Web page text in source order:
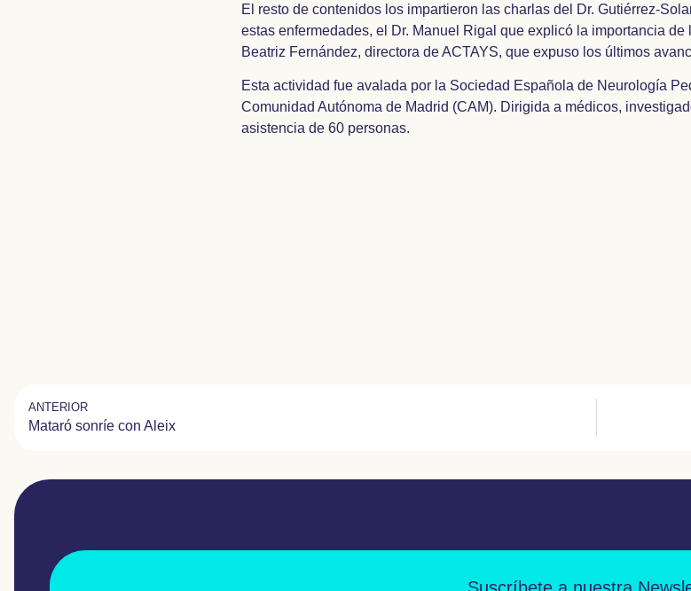
El resto de contenidos los impartieron las charlas del Dr. Gutiérrez-
estas enfermedades, el Dr. Manuel Rigal que explicó la importancia
Beatriz Fernández, directora de ACTAYS, que expuso los últimos
Esta actividad fue avalada por la Sociedad Española de Neurología
Comunidad Autónoma de Madrid (CAM). Dirigida a médicos,
asistencia de 60 personas.
ANTERIOR
Mataró sonríe con Aleix